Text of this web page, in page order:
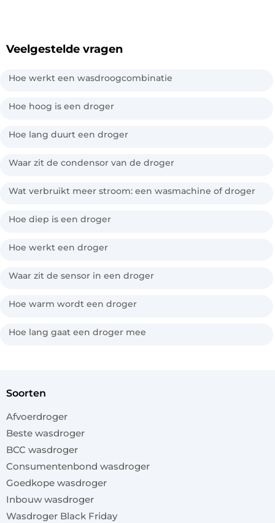
Veelgestelde vragen
Hoe werkt een wasdroogcombinatie
Hoe hoog is een droger
Hoe lang duurt een droger
Waar zit de condensor van de droger
Wat verbruikt meer stroom: een wasmachine of droger
Hoe diep is een droger
Hoe werkt een droger
Waar zit de sensor in een droger
Hoe warm wordt een droger
Hoe lang gaat een droger mee
soorten
Afvoerdroger
Beste wasdroger
BCC wasdroger
Consumentenbond wasdroger
Goedkope wasdroger
Inbouw wasdroger
Wasdroger Black Friday